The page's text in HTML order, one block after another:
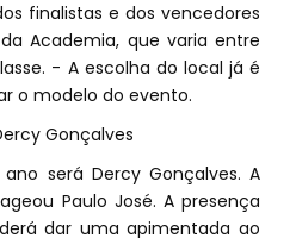
finalistas e dos vencedores
Academia, que varia entre
- A escolha do local já é
o modelo do evento.
Gonçalves
será Dercy Gonçalves. A
Paulo José. A presença
dar uma apimentada ao